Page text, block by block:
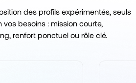
des profils expérimentés, seuls
besoins : mission courte,
renfort ponctuel ou rôle clé.